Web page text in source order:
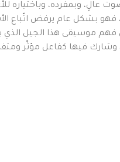
عالٍ، وبمفرده، وباختياره
فهو بشكل عام يرفض اتّباع
فهم موسيقى هذا الجيل الذي
فيها كفاعل مؤثّر ومتفاعل